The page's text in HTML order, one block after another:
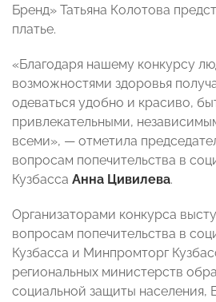
Бренд» Татьяна Колотова
платье.
«Благодаря нашему конкурсу
возможностями здоровья
одеваться удобно и красиво,
привлекательными,
всеми», — отметила
вопросам попечительства в
Кузбасса Анна Цивилева.
Организаторами конкурса
вопросам попечительства в
Кузбасса и Минпромторг
региональных министерств
социальной защиты населения,